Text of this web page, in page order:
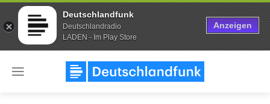
Deutschlandfunk
Deutschlandradio
LADEN - Im Play Store
Anzeigen
Close